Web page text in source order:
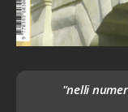
"nelli